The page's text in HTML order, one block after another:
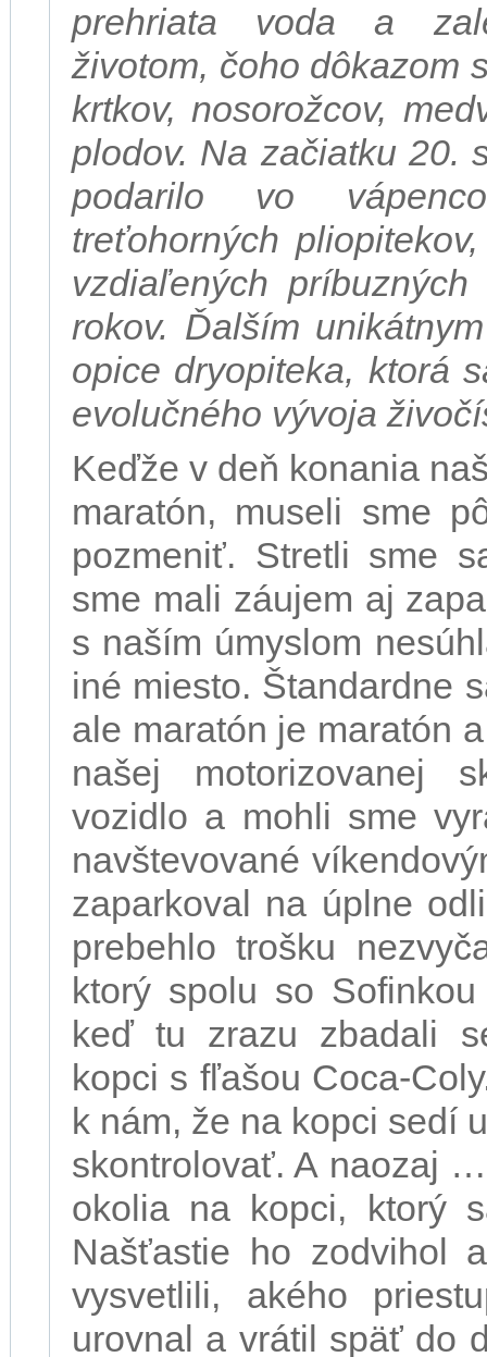
prehriata voda a
životom, čoho dôkazom
krtkov, nosorožcov,
plodov. Na začiatku 20.
podarilo vo
treťohorných
vzdiaľených
rokov. Ďalším
opice dryopiteka, ktorá
evolučného vývoja
Keďže v deň konania
maratón, museli sme
pozmeniť. Stretli sme
sme mali záujem aj
s naším úmyslom
iné miesto. Štandardne
ale maratón je maratón
našej motorizovanej
vozidlo a mohli sme
navštevované
zaparkoval na úplne
prebehlo trošku
ktorý spolu so
keď tu zrazu zbadali
kopci s fľašou Coca-
k nám, že na kopci sedí
skontrolovať. A naozaj
okolia na kopci, ktorý
Našťastie ho zodvihol
vysvetlili, akého
urovnal a vrátil späť do